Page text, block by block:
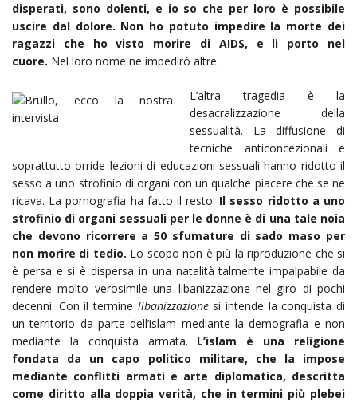
disperati, sono dolenti, e io so che per loro è possibile
uscire dal dolore. Non ho potuto impedire la morte dei
ragazzi che ho visto morire di AIDS, e li porto nel
cuore. Nel loro nome ne impedirò altre.
L’altra tragedia è la
desacralizzazione della
sessualità. La diffusione di
tecniche anticoncezionali e
soprattutto orride lezioni di educazioni sessuali hanno ridotto il
sesso a uno strofinio di organi con un qualche piacere che se ne
ricava. La pornografia ha fatto il resto. Il sesso ridotto a uno
strofinio di organi sessuali per le donne è di una tale noia
che devono ricorrere a 50 sfumature di sado maso per
non morire di tedio. Lo scopo non è più la riproduzione che si
è persa e si è dispersa in una natalità talmente impalpabile da
rendere molto verosimile una libanizzazione nel giro di pochi
decenni. Con il termine libanizzazione si intende la conquista di
un territorio da parte dell’islam mediante la demografia e non
mediante la conquista armata. L’islam è una religione
fondata da un capo politico militare, che la impose
mediante conflitti armati e arte diplomatica, descritta
come diritto alla doppia verità, che in termini più plebei